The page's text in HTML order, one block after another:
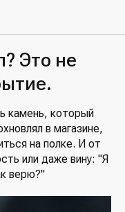
Это не
камень, который
в магазине,
на полке. И от
или даже вину: "Я
верю?"